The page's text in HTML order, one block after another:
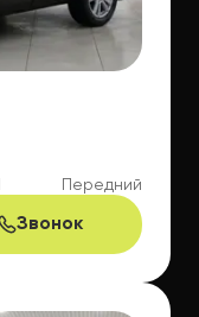
Передний
Звонок